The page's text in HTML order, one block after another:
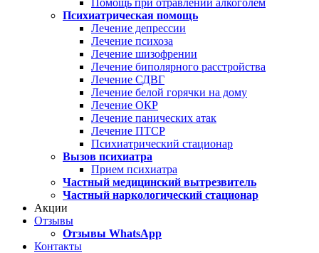
Помощь при отравлении алкоголем
Психиатрическая помощь
Лечение депрессии
Лечение психоза
Лечение шизофрении
Лечение биполярного расстройства
Лечение СДВГ
Лечение белой горячки на дому
Лечение ОКР
Лечение панических атак
Лечение ПТСР
Психиатрический стационар
Вызов психиатра
Прием психиатра
Частный медицинский вытрезвитель
Частный наркологический стационар
Акции
Отзывы
Отзывы WhatsApp
Контакты